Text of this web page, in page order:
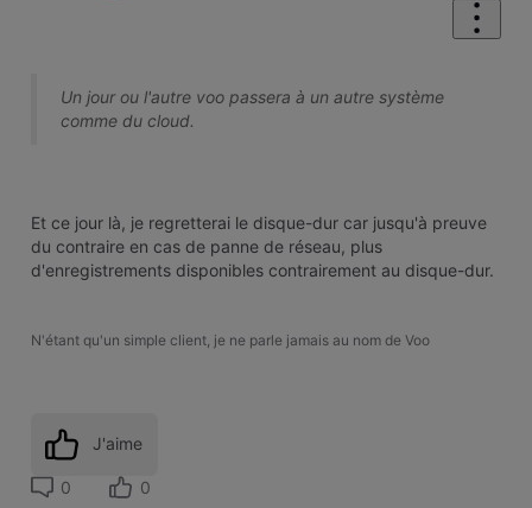
Un jour ou l'autre voo passera à un autre système
comme du cloud.
Et ce jour là, je regretterai le disque-dur car jusqu'à preuve
du contraire en cas de panne de réseau, plus
d'enregistrements disponibles contrairement au disque-dur.
N'étant qu'un simple client, je ne parle jamais au nom de Voo
J'aime
0 0